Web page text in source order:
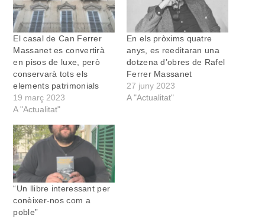
El casal de Can Ferrer
Massanet es convertirà
en pisos de luxe, però
conservarà tots els
elements patrimonials
19 març 2023
A "Actualitat"
En els pròxims quatre
anys, es reeditaran una
dotzena d’obres de Rafel
Ferrer Massanet
27 juny 2023
A "Actualitat"
“Un llibre interessant per
conèixer-nos com a
poble”